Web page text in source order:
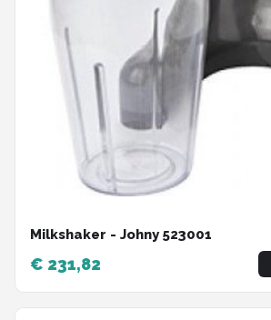
Milkshaker - Johny 523001
€ 231,82